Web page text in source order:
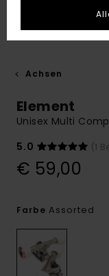
Achsen
Element
Unisex Multi
5.0
(1
€ 59,00
Farbe Assorted